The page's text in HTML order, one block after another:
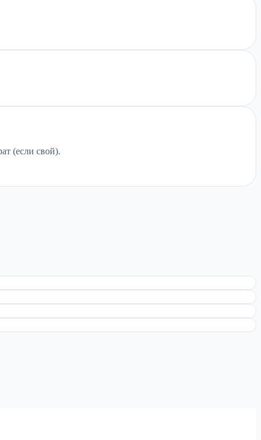
(если свой).